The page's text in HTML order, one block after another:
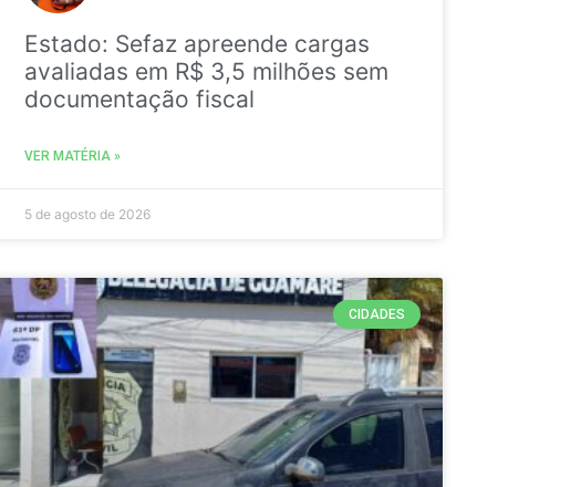
Estado: Sefaz apreende cargas
avaliadas em R$ 3,5 milhões sem
documentação fiscal
VER MATÉRIA »
5 de agosto de 2026
CIDADES